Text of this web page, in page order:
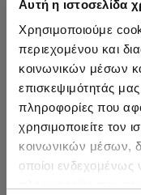
Αυτή η ιστοσελίδα
Χρησιμοποιούμε
περιεχομένου και
κοινωνικών μέσων
επισκεψιμότητάς
πληροφορίες που
χρησιμοποιείτε τον
κοινωνικών μέσων,
οποίοι ενδεχομένως